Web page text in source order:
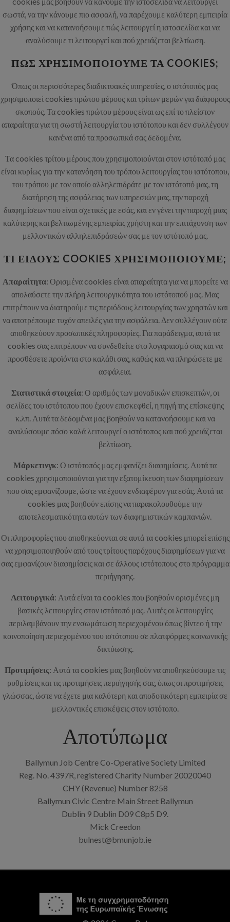
σωστά, να την κάνουμε πιο ασφαλή, να παρέχουμε καλύτερη εμπειρία
χρήσης και να κατανοήσουμε πώς λειτουργεί η ιστοσελίδα και να
αναλύσουμε τι λειτουργεί και πού χρειάζεται βελτίωση.
ΠΏΣ ΧΡΗΣΙΜΟΠΟΙΟΎΜΕ ΤΑ COOKIES;
Όπως οι περισσότερες διαδικτυακές υπηρεσίες, ο ιστότοπός μας
χρησιμοποιεί cookies πρώτου μέρους και τρίτων μερών για διάφορους
σκοπούς. Τα cookies πρώτου μέρους είναι ως επί το πλείστον
απαραίτητα για τη σωστή λειτουργία του ιστότοπου και δεν συλλέγουν
κανένα από τα προσωπικά σας δεδομένα.
Τα cookies τρίτου μέρους που χρησιμοποιούνται στον ιστότοπό μας
είναι κυρίως για την κατανόηση του τρόπου λειτουργίας του ιστότοπου,
του τρόπου με τον οποίο αλληλεπιδράτε με τον ιστότοπό μας, τη
διατήρηση της ασφάλειας των υπηρεσιών μας, την παροχή
διαφημίσεων που είναι σχετικές με εσάς, και εν γένει την παροχή μιας
καλύτερης και βελτιωμένης εμπειρίας χρήστη και την επιτάχυνση των
μελλοντικών αλληλεπιδράσεών σας με τον ιστότοπό μας.
ΤΙ ΕΊΔΟΥΣ COOKIES ΧΡΗΣΙΜΟΠΟΙΟΎΜΕ;
Απαραίτητα: Ορισμένα cookies είναι απαραίτητα για να μπορείτε να
απολαύσετε την πλήρη λειτουργικότητα του ιστότοπού μας. Μας
επιτρέπουν να διατηρούμε τις περιόδους λειτουργίας των χρηστών και
να αποτρέπουμε τυχόν απειλές για την ασφάλεια. Δεν συλλέγουν ούτε
αποθηκεύουν προσωπικές πληροφορίες. Για παράδειγμα, αυτά τα
cookies σας επιτρέπουν να συνδεθείτε στο λογαριασμό σας και να
προσθέσετε προϊόντα στο καλάθι σας, καθώς και να πληρώσετε με
ασφάλεια.
Στατιστικά στοιχεία: Ο αριθμός των μοναδικών επισκεπτών, οι
σελίδες του ιστότοπου που έχουν επισκεφθεί, η πηγή της επίσκεψης
κ.λπ. Αυτά τα δεδομένα μας βοηθούν να κατανοήσουμε και να
αναλύσουμε πόσο καλά λειτουργεί ο ιστότοπος και πού χρειάζεται
βελτίωση.
Μάρκετινγκ: Ο ιστότοπός μας εμφανίζει διαφημίσεις. Αυτά τα
cookies χρησιμοποιούνται για την εξατομίκευση των διαφημίσεων
που σας εμφανίζουμε, ώστε να έχουν ενδιαφέρον για εσάς. Αυτά τα
cookies μας βοηθούν επίσης να παρακολουθούμε την
αποτελεσματικότητα αυτών των διαφημιστικών καμπανιών.
Οι πληροφορίες που αποθηκεύονται σε αυτά τα cookies μπορεί επίσης
να χρησιμοποιηθούν από τους τρίτους παρόχους διαφημίσεων για να
σας εμφανίζουν διαφημίσεις και σε άλλους ιστότοπους στο πρόγραμμα
περιήγησης.
Λειτουργικά: Αυτά είναι τα cookies που βοηθούν ορισμένες μη
βασικές λειτουργίες στον ιστότοπό μας. Αυτές οι λειτουργίες
περιλαμβάνουν την ενσωμάτωση περιεχομένου όπως βίντεο ή την
κοινοποίηση περιεχομένου του ιστότοπου σε πλατφόρμες κοινωνικής
δικτύωσης.
Προτιμήσεις: Αυτά τα cookies μας βοηθούν να αποθηκεύσουμε τις
ρυθμίσεις και τις προτιμήσεις περιήγησής σας, όπως οι προτιμήσεις
γλώσσας, ώστε να έχετε μια καλύτερη και αποδοτικότερη εμπειρία σε
μελλοντικές επισκέψεις στον ιστότοπο.
Αποτύπωμα
Ballymun Job Centre Co-Operative Society Limited
Reg. No. 4397R, registered Charity Number 20020040
CHY (Revenue) Number 8258
Ballymun Civic Centre Main Street Ballymun
Dublin 9 Dublin D09 C8p5 D9.
Mick Creedon
bulnest@bmunjob.ie